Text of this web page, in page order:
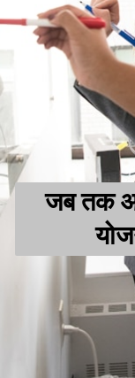
जब तक